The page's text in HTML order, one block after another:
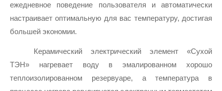
ежедневное поведение пользователя и автоматически
настраивает оптимальную для вас температуру, достигая
большей экономии.
Керамический электрический элемент «Сухой
ТЭН» нагревает воду в эмалированном хорошо
теплоизолированном резервуаре, а температура в